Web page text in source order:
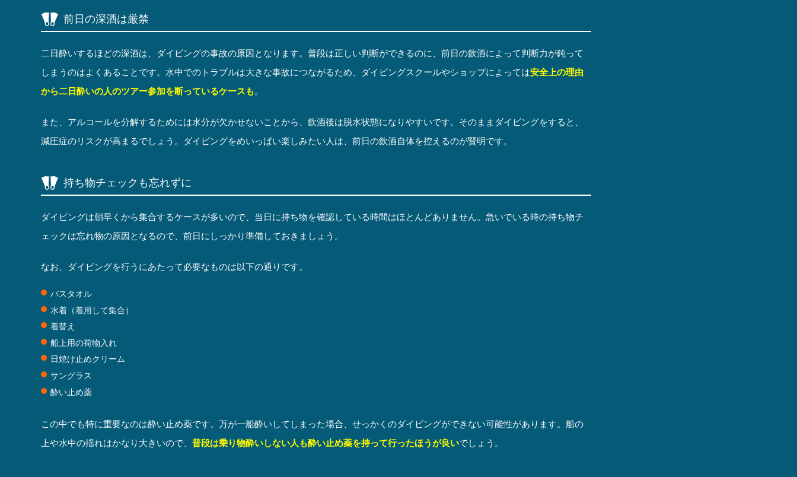
前日の深酒は厳禁
二日酔いするほどの深酒は、ダイビングの事故の原因となります。普段は正しい判断ができるのに、前日の飲酒によって判断力が鈍って
しまうのはよくあることです。水中でのトラブルは大きな事故につながるため、ダイビングスクールやショップによっては安全上の理由
から二日酔いの人のツアー参加を断っているケースも。
また、アルコールを分解するためには水分が欠かせないことから、飲酒後は脱水状態になりやすいです。そのままダイビングをすると、
減圧症のリスクが高まるでしょう。ダイビングをめいっぱい楽しみたい人は、前日の飲酒自体を控えるのが賢明です。
持ち物チェックも忘れずに
ダイビングは朝早くから集合するケースが多いので、当日に持ち物を確認している時間はほとんどありません。急いでいる時の持ち物チ
ェックは忘れ物の原因となるので、前日にしっかり準備しておきましょう。
なお、ダイビングを行うにあたって必要なものは以下の通りです。
バスタオル
水着（着用して集合）
着替え
船上用の荷物入れ
日焼け止めクリーム
サングラス
酔い止め薬
この中でも特に重要なのは酔い止め薬です。万が一船酔いしてしまった場合、せっかくのダイビングができない可能性があります。船の
上や水中の揺れはかなり大きいので、 普段は乗り物酔いしない人も酔い止め薬を持って行ったほうが良いでしょう。